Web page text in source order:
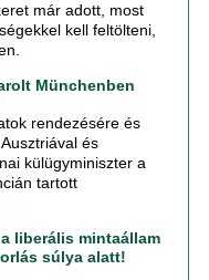
már adott, most
kell feltölteni,
Münchenben
rendezésére és
és
külügyminiszter a
tartott
liberális mintaállam
súlya alatt!